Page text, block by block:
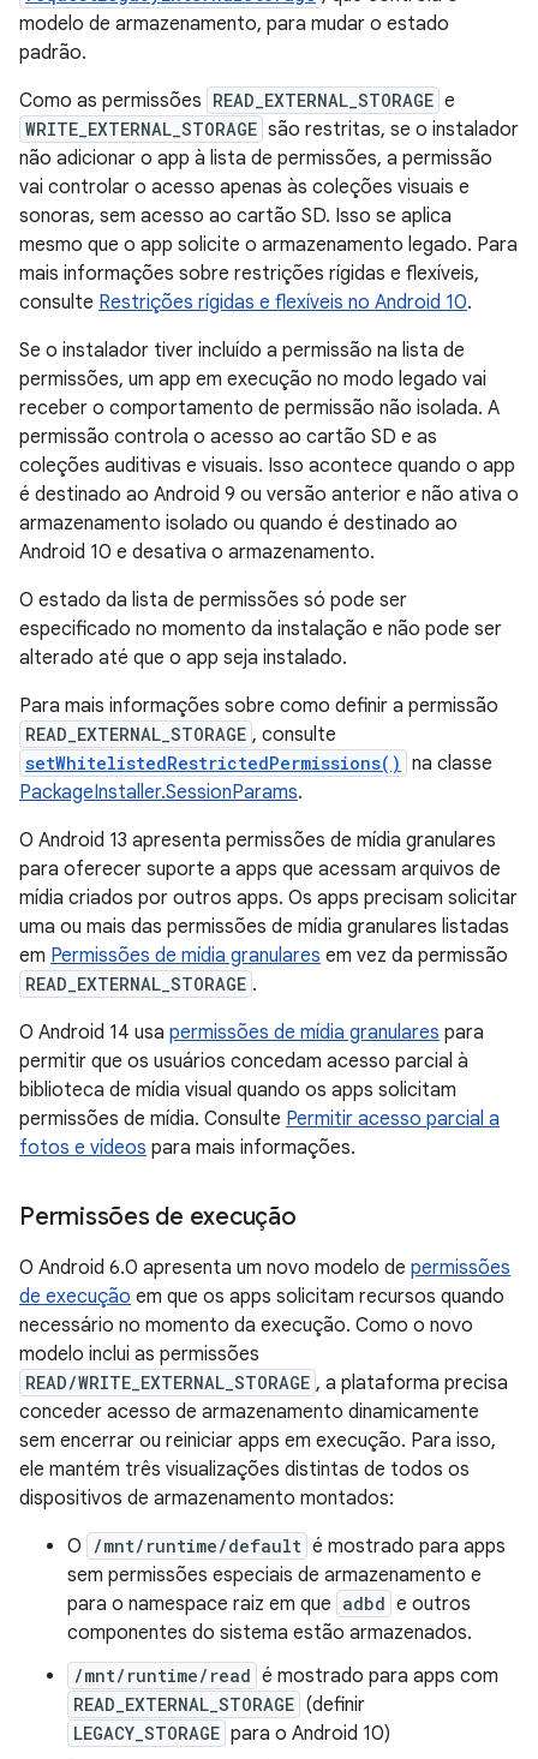
modelo de armazenamento, para mudar o estado
padrão.
Como as permissões READ_EXTERNAL_STORAGE e
WRITE_EXTERNAL_STORAGE são restritas, se o instalador
não adicionar o app à lista de permissões, a permissão
vai controlar o acesso apenas às coleções visuais e
sonoras, sem acesso ao cartão SD. Isso se aplica
mesmo que o app solicite o armazenamento legado. Para
mais informações sobre restrições rígidas e flexíveis,
consulte Restrições rígidas e flexíveis no Android 10.
Se o instalador tiver incluído a permissão na lista de
permissões, um app em execução no modo legado vai
receber o comportamento de permissão não isolada. A
permissão controla o acesso ao cartão SD e as
coleções auditivas e visuais. Isso acontece quando o app
é destinado ao Android 9 ou versão anterior e não ativa o
armazenamento isolado ou quando é destinado ao
Android 10 e desativa o armazenamento.
O estado da lista de permissões só pode ser
especificado no momento da instalação e não pode ser
alterado até que o app seja instalado.
Para mais informações sobre como definir a permissão
READ_EXTERNAL_STORAGE , consulte
setWhitelistedRestrictedPermissions() na classe
PackageInstaller.SessionParams.
O Android 13 apresenta permissões de mídia granulares
para oferecer suporte a apps que acessam arquivos de
mídia criados por outros apps. Os apps precisam solicitar
uma ou mais das permissões de mídia granulares listadas
em Permissões de mídia granulares em vez da permissão
READ_EXTERNAL_STORAGE .
O Android 14 usa permissões de mídia granulares para
permitir que os usuários concedam acesso parcial à
biblioteca de mídia visual quando os apps solicitam
permissões de mídia. Consulte Permitir acesso parcial a
fotos e vídeos para mais informações.
Permissões de execução
O Android 6.0 apresenta um novo modelo de permissões
de execução em que os apps solicitam recursos quando
necessário no momento da execução. Como o novo
modelo inclui as permissões
READ/WRITE_EXTERNAL_STORAGE , a plataforma precisa
conceder acesso de armazenamento dinamicamente
sem encerrar ou reiniciar apps em execução. Para isso,
ele mantém três visualizações distintas de todos os
dispositivos de armazenamento montados:
O
/mnt/runtime/default é mostrado para apps
sem permissões especiais de armazenamento e
para o namespace raiz em que adbd e outros
componentes do sistema estão armazenados.
/mnt/runtime/read é mostrado para apps com
READ_EXTERNAL_STORAGE (definir
LEGACY_STORAGE para o Android 10)